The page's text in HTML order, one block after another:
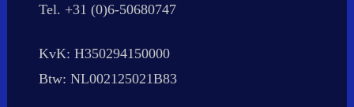
Tel. +31 (0)6-50680747
KvK: H350294150000
Btw: NL002125021B83